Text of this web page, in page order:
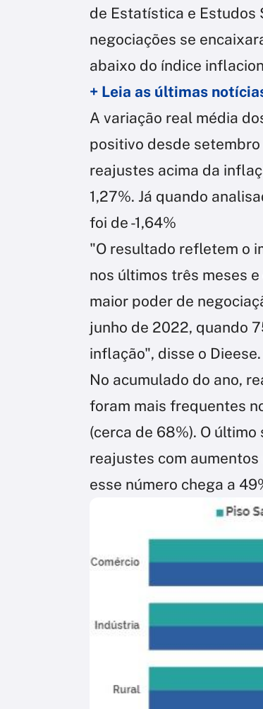
de Estatística e Estudos
negociações se
abaixo do índice
+ Leia as últimas
A variação real média
positivo desde
reajustes acima da
1,27%. Já quando
foi de -1,64%
"O resultado refletem o
nos últimos três meses
maior poder de
junho de 2022, quando
inflação", disse o Dieese.
No acumulado do ano,
foram mais frequentes
(cerca de 68%). O
reajustes com aumentos
esse número chega a